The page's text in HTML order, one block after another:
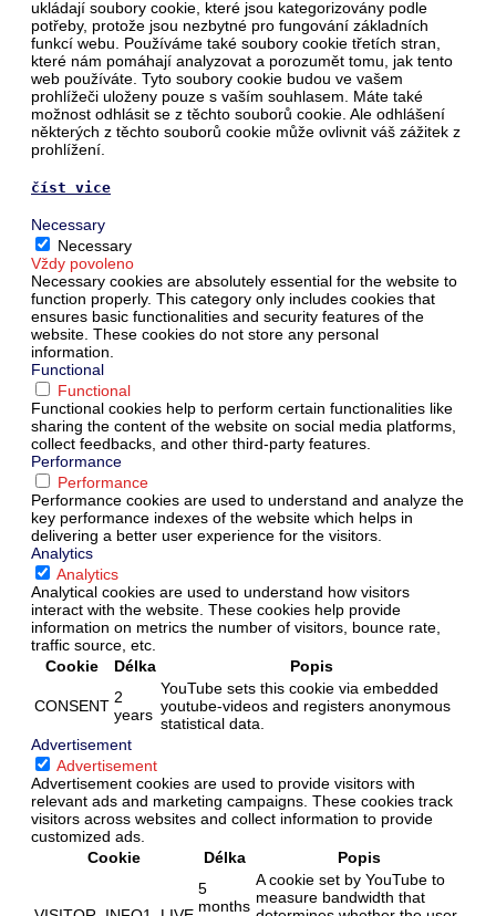
ukládají soubory cookie, které jsou kategorizovány podle
potřeby, protože jsou nezbytné pro fungování základních
funkcí webu. Používáme také soubory cookie třetích stran,
které nám pomáhají analyzovat a porozumět tomu, jak tento
web používáte. Tyto soubory cookie budou ve vašem
prohlížeči uloženy pouze s vaším souhlasem. Máte také
možnost odhlásit se z těchto souborů cookie. Ale odhlášení
některých z těchto souborů cookie může ovlivnit váš zážitek z
prohlížení.
číst vice
Necessary
Necessary
Vždy povoleno
Necessary cookies are absolutely essential for the website to
function properly. This category only includes cookies that
ensures basic functionalities and security features of the
website. These cookies do not store any personal
information.
Functional
Functional
Functional cookies help to perform certain functionalities like
sharing the content of the website on social media platforms,
collect feedbacks, and other third-party features.
Performance
Performance
Performance cookies are used to understand and analyze the
key performance indexes of the website which helps in
delivering a better user experience for the visitors.
Analytics
Analytics
Analytical cookies are used to understand how visitors
interact with the website. These cookies help provide
information on metrics the number of visitors, bounce rate,
traffic source, etc.
Cookie
Délka Popis
CONSENT 2
years
YouTube sets this cookie via embedded
youtube-videos and registers anonymous
statistical data.
Advertisement
Advertisement
Advertisement cookies are used to provide visitors with
relevant ads and marketing campaigns. These cookies track
visitors across websites and collect information to provide
customized ads.
Cookie
Délka Popis
5
months
A cookie set by YouTube to
measure bandwidth that